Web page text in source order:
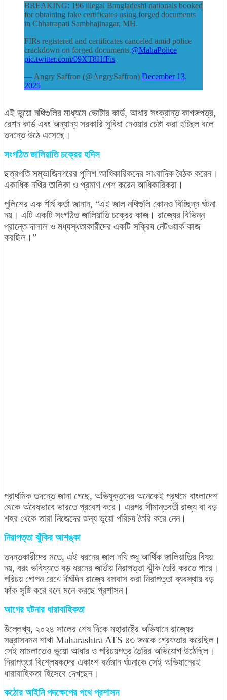
BREAKING: 196 illegal Bangladeshi nationals booked
for obtaining fake certificates using forged documents
in Chhatrapati Sambhajinagar, MH.
FIRs registered and certificates canceled amid police
crackdown on forged documents.@MahaPolice
pic.twitter.com/09XT8HfFis
— Angry Saffron (@AngrySaffron) December 13,
2025
এই ভুয়ো নথিগুলির মাধ্যমে ভোটার কার্ড, আধার সংক্রান্ত কাগজপত্র,
রেশন কার্ড এবং অন্যান্য সরকারি সুবিধা নেওয়ার চেষ্টা করা হচ্ছিল বলে
তদন্তে উঠে এসেছে।
সংগঠিত জালিয়াতি চক্রের হদিস
ছত্রপতি সম্ভাজিনগরের পুলিশ আধিকারিকদের সাংবাদিক বৈঠক করেন।
একাধিক নথির তালিকা ও প্রমাণ পেশ করেন আধিকারিকরা।
পুলিশের এক শীর্ষ কর্তা জানান, “এই জাল নথিগুলি কোনও বিচ্ছিন্ন ঘটনা
নয়। এটি একটি সংগঠিত জালিয়াতি চক্রের কাজ। রাজ্যের বিভিন্ন
প্রান্তে দালাল ও মধ্যস্থতাকারীদের একটি সক্রিয় নেটওয়ার্ক কাজ
করছিল।”
প্রাথমিক তদন্তে জানা গেছে, অভিযুক্তদের অনেকেই প্রথমে বাংলাদেশ
থেকে অবৈধভাবে ভারতে প্রবেশ করে। এরপর সীমান্তবর্তী রাজ্য বা বড়
শহর থেকে তারা নিজেদের জন্য ভুয়ো পরিচয় তৈরি করে নেন।
নিরাপত্তা ঝুঁকির আশঙ্কা
তদন্তকারীদের মতে, এই ধরনের জাল নথি শুধু আর্থিক জালিয়াতির বিষয়
নয়, বরং ভবিষ্যতে বড় ধরনের জাতীয় নিরাপত্তা ঝুঁকি তৈরি করতে পারে।
পরিচয় গোপন রেখে দীর্ঘদিন রাজ্যে বসবাস করা নিরাপত্তা ব্যবস্থায় বড়
ফাঁক সৃষ্টি করে বলে মনে করছে প্রশাসন।
আগের ঘটনার ধারাবাহিকতা
উল্লেখ্য, ২০২৪ সালের শেষ দিকে মহারাষ্ট্রে অভিযানে রাজ্যের
সন্ত্রাসদমন শাখা Maharashtra ATS ৪৩ জনকে গ্রেফতার করেছিল।
সেই মামলাতেও ভুয়ো আধার ও পরিচয়পত্র তৈরির অভিযোগ উঠেছিল।
নিরাপত্তা বিশ্লেষকদের একাংশ বর্তমান ঘটনাকে সেই অভিযানেরই
ধারাবাহিকতা হিসেবে দেখছেন।
কঠোর আইনি পদক্ষেপের পথে প্রশাসন